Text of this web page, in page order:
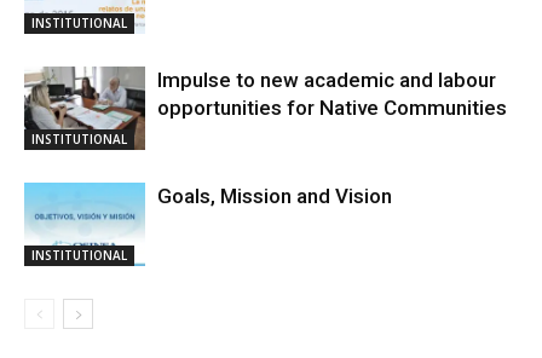
INSTITUTIONAL
INSTITUTIONAL
Impulse to new academic and labour
opportunities for Native Communities
INSTITUTIONAL
Goals, Mission and Vision